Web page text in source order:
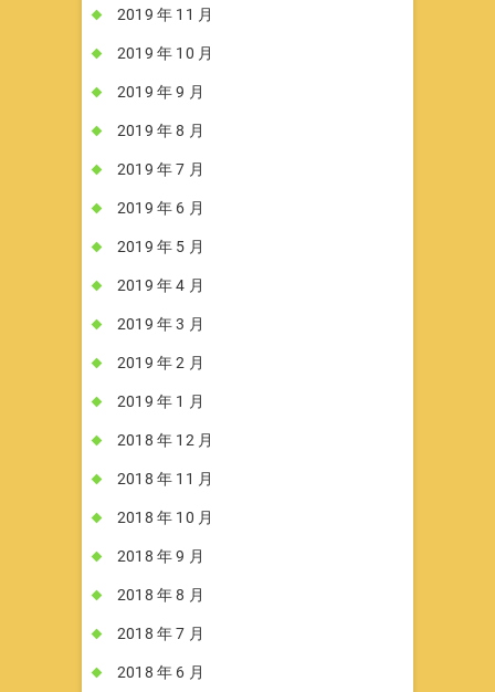
2019 年 11 月
2019 年 10 月
2019 年 9 月
2019 年 8 月
2019 年 7 月
2019 年 6 月
2019 年 5 月
2019 年 4 月
2019 年 3 月
2019 年 2 月
2019 年 1 月
2018 年 12 月
2018 年 11 月
2018 年 10 月
2018 年 9 月
2018 年 8 月
2018 年 7 月
2018 年 6 月